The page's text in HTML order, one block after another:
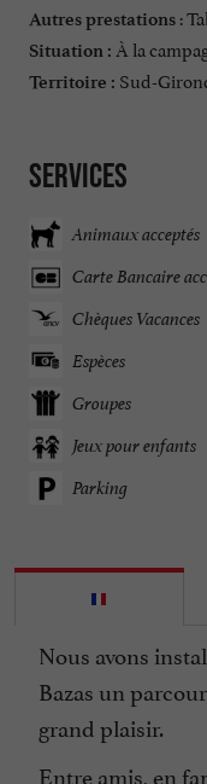
Autres prestations :
Situation : À la
Territoire : Sud-
Services
Animaux acceptés
Carte Bancaire
Chèques Vacances
Espèces
Groupes
Jeux pour enfants
Parking
Nous avons
Bazas un
grand plaisir.
Entre amis, en